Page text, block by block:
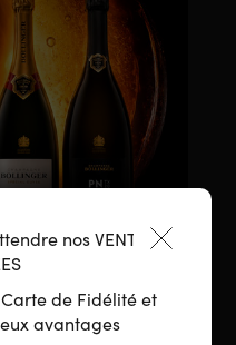
!
nos VENTES
de Fidélité et
avantages